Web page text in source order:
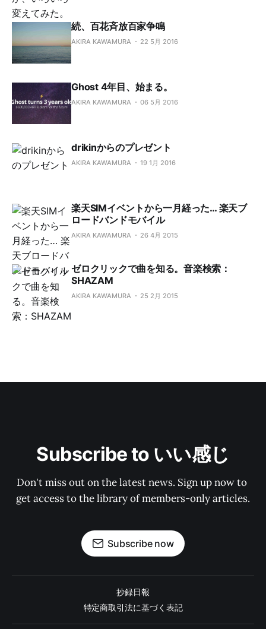
続、百花斉放百家争鳴
AKIRA KAWAMURA 22 5月 2016
Ghost 4年目、始まる。
AKIRA KAWAMURA 06 5月 2016
drikinからのプレゼント
AKIRA KAWAMURA 19 1月 2016
楽天SIMイベントから一月経った… 楽天ブ
ロードバンドモバイル
AKIRA KAWAMURA 26 4月 2015
ゼロクリックで曲を知る。音楽検索：
SHAZAM
AKIRA KAWAMURA 25 2月 2015
Subscribe to いい感じ
Don't miss out on the latest news. Sign up now to
get access to the library of members-only articles.
Subscribe now
抄録日報
特定商取引法に基づく表記